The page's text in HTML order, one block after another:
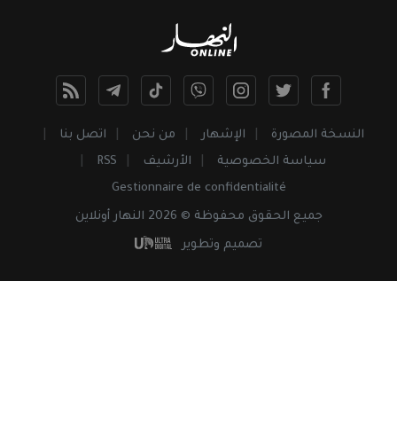
النسخة المصورة الإشهار من نحن
اتصل بنا
سياسة الخصوصية
الأرشيف
RSS
Gestionnaire de confidentialité
جميع الحقوق محفوظة © 2026 النهار أونلاين
تصميم وتطوير